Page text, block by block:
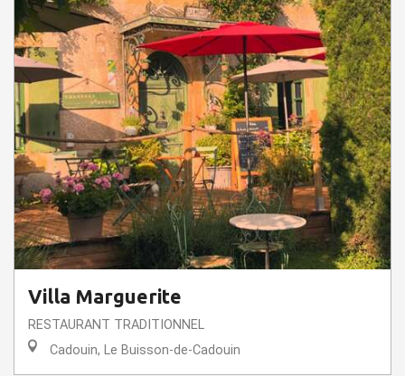
Villa Marguerite
RESTAURANT TRADITIONNEL
Cadouin, Le Buisson-de-Cadouin